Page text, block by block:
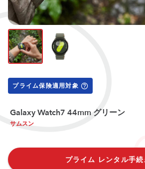
プライム保険適用対象
Galaxy Watch7 44mm グリーン
サムスン
プライム レンタル手